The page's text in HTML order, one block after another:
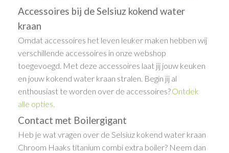
Accessoires bij de Selsiuz kokend water
kraan
Omdat accessoires het leven leuker maken hebben wij
verschillende accessoires in onze webshop
toegevoegd. Met deze accessoires laat jij jouw keuken
en jouw kokend water kraan stralen. Begin jij al
enthousiast te worden over de accessoires?Ontdek
alle opties.
Contact met Boilergigant
Heb je wat vragen over de Selsiuz kokend water kraan
Chroom Haaks titanium combi extra boiler? Neem dan